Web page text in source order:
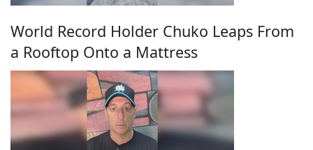
World Record Holder Chuko Leaps From
a Rooftop Onto a Mattress